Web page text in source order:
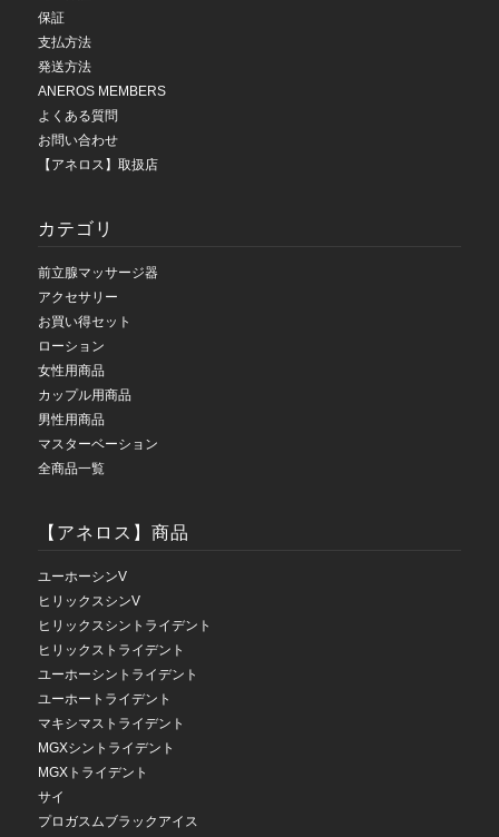
保証
支払方法
発送方法
ANEROS MEMBERS
よくある質問
お問い合わせ
【アネロス】取扱店
カテゴリ
前立腺マッサージ器
アクセサリー
お買い得セット
ローション
女性用商品
カップル用商品
男性用商品
マスターベーション
全商品一覧
【アネロス】商品
ユーホーシンV
ヒリックスシンV
ヒリックスシントライデント
ヒリックストライデント
ユーホーシントライデント
ユーホートライデント
マキシマストライデント
MGXシントライデント
MGXトライデント
サイ
プロガスムブラックアイス